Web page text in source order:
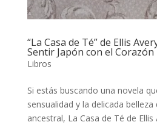
“La Casa de Té” de Ellis
Sentir Japón con el Corazón
Libros
Si estás buscando una novela
sensualidad y la delicada belleza
ancestral, La Casa de Té de Ellis